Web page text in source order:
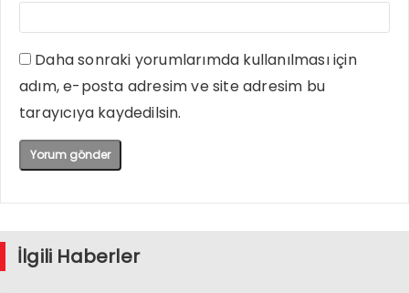
Daha sonraki yorumlarımda kullanılması için
adım, e-posta adresim ve site adresim bu
tarayıcıya kaydedilsin.
İlgili Haberler